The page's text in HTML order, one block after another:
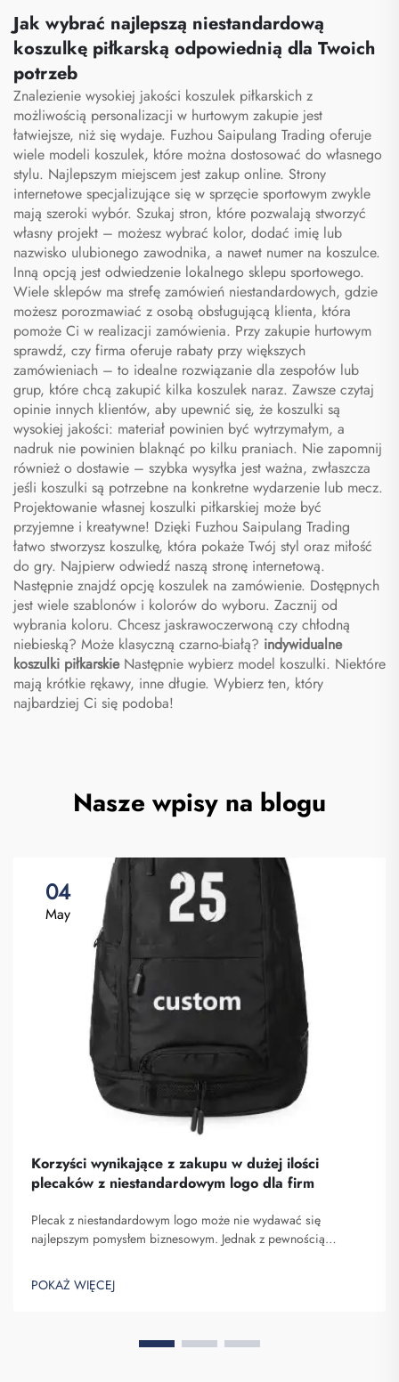
torba podróżna typu
duffel
torba typu duffel do
podróży i aktywności na
otwartym powietrzu
Jak wybrać najlepszą niestandardową
koszulkę piłkarską odpowiednią dla Twoich
potrzeb
Znalezienie wysokiej jakości koszulek piłkarskich z
możliwością personalizacji w hurtowym zakupie jest
łatwiejsze, niż się wydaje. Fuzhou Saipulang Trading oferuje
wiele modeli koszulek, które można dostosować do własnego
stylu. Najlepszym miejscem jest zakup online. Strony
internetowe specjalizujące się w sprzęcie sportowym zwykle
mają szeroki wybór. Szukaj stron, które pozwalają stworzyć
własny projekt – możesz wybrać kolor, dodać imię lub
nazwisko ulubionego zawodnika, a nawet numer na koszulce.
Inną opcją jest odwiedzenie lokalnego sklepu sportowego.
Wiele sklepów ma strefę zamówień niestandardowych, gdzie
możesz porozmawiać z osobą obsługującą klienta, która
pomoże Ci w realizacji zamówienia. Przy zakupie hurtowym
sprawdź, czy firma oferuje rabaty przy większych
zamówieniach – to idealne rozwiązanie dla zespołów lub
grup, które chcą zakupić kilka koszulek naraz. Zawsze czytaj
opinie innych klientów, aby upewnić się, że koszulki są
wysokiej jakości: materiał powinien być wytrzymałym, a
nadruk nie powinien blaknąć po kilku praniach. Nie zapomnij
również o dostawie – szybka wysyłka jest ważna, zwłaszcza
jeśli koszulki są potrzebne na konkretne wydarzenie lub mecz.
Projektowanie własnej koszulki piłkarskiej może być
przyjemne i kreatywne! Dzięki Fuzhou Saipulang Trading
łatwo stworzysz koszulkę, która pokaże Twój styl oraz miłość
do gry. Najpierw odwiedź naszą stronę internetową.
Następnie znajdź opcję koszulek na zamówienie. Dostępnych
jest wiele szablonów i kolorów do wyboru. Zacznij od
wybrania koloru. Chcesz jaskrawoczerwoną czy chłodną
niebieską? Może klasyczną czarno-białą? indywidualne
koszulki piłkarskie Następnie wybierz model koszulki. Niektóre
mają krótkie rękawy, inne długie. Wybierz ten, który
najbardziej Ci się podoba!
Nasze wpisy na blogu
04
May
Korzyści wynikające z zakupu w dużej ilości
plecaków z niestandardowym logo dla firm
Plecak z niestandardowym logo może nie wydawać się
najlepszym pomysłem biznesowym. Jednak z pewnością
Saipulang Trading to firma, która realizuje masowe zamówienia
takich plecaków w celu budowania świadomości marki. Wiesz,
POKAŻ WIĘCEJ